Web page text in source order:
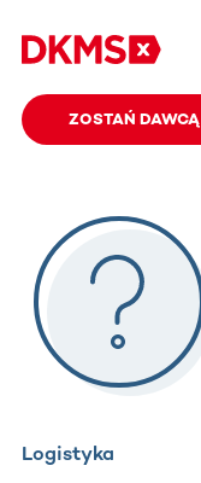
ZOSTAŃ DAWCĄ
Logistyka